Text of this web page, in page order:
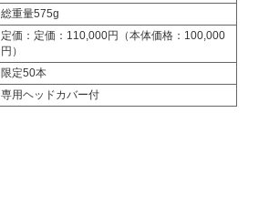
総重量575g
定価：定価：110,000円（本体価格：100,000
円）
限定50本
専用ヘッドカバー付